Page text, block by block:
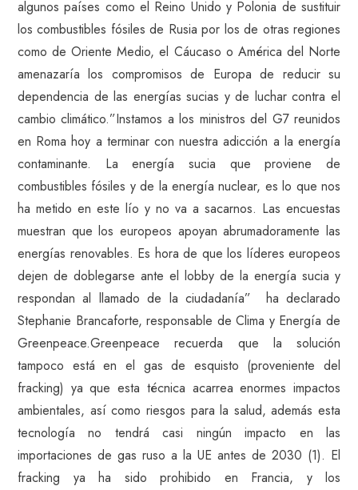
algunos países como el Reino Unido y Polonia de sustituir
los combustibles fósiles de Rusia por los de otras regiones
como de Oriente Medio, el Cáucaso o América del Norte
amenazaría los compromisos de Europa de reducir su
dependencia de las energías sucias y de luchar contra el
cambio climático.”Instamos a los ministros del G7 reunidos
en Roma hoy a terminar con nuestra adicción a la energía
contaminante. La energía sucia que proviene de
combustibles fósiles y de la energía nuclear, es lo que nos
ha metido en este lío y no va a sacarnos. Las encuestas
muestran que los europeos apoyan abrumadoramente las
energías renovables. Es hora de que los líderes europeos
dejen de doblegarse ante el lobby de la energía sucia y
respondan al llamado de la ciudadanía” ha declarado
Stephanie Brancaforte, responsable de Clima y Energía de
Greenpeace.Greenpeace recuerda que la solución
tampoco está en el gas de esquisto (proveniente del
fracking) ya que esta técnica acarrea enormes impactos
ambientales, así como riesgos para la salud, además esta
tecnología no tendrá casi ningún impacto en las
importaciones de gas ruso a la UE antes de 2030 (1). El
fracking ya ha sido prohibido en Francia, y los